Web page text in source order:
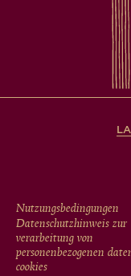
FOOTER
MENU
Nutzungsbedingungen
Datenschutzhinweis zur
verarbeitung von
personenbezogenen
cookies